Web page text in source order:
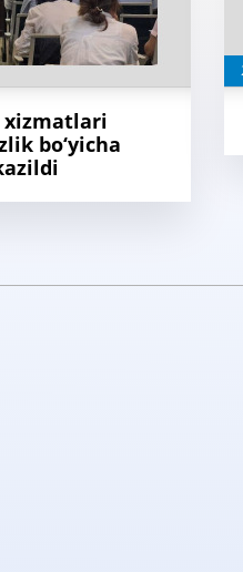
xizmatlari
bo‘yicha